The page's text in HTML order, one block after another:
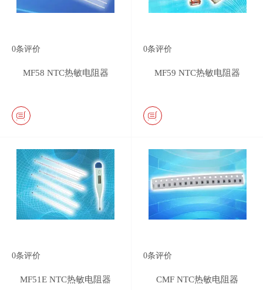
0条评价
MF58 NTC热敏电阻器
0条评价
MF59 NTC热敏电阻器
0条评价
MF51E NTC热敏电阻器
0条评价
CMF NTC热敏电阻器